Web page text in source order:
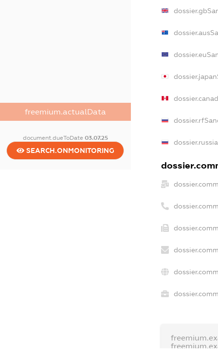
freemium.actualData
document.dueToDate 03.07.25
SEARCH.ONMONITORING